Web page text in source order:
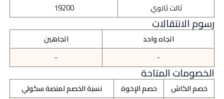
ثالث ثانوي
19200
رسوم الانتقالات
اتجاه واحد
اتجاهين
-
-
الخصومات المتاحة
خصم الكاش خصم الإخوة
نسبة الخصم لمنصة سكولي